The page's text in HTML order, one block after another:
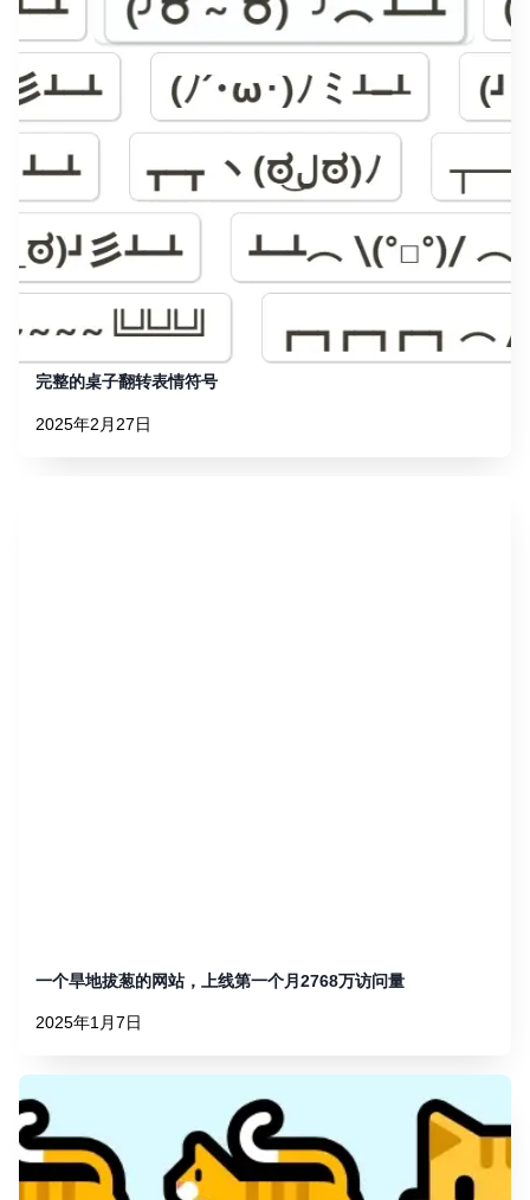
完整的桌子翻转表情符号
2025年2月27日
一个旱地拔葱的网站，上线第一个月2768万访问量
2025年1月7日